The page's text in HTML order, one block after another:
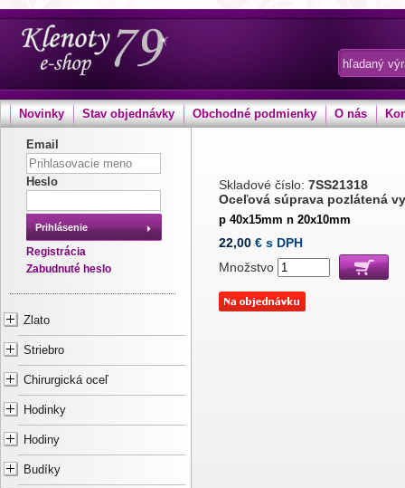
Novinky Stav objednávky Obchodné podmienky O nás
Email
Heslo
Prihlásenie
Registrácia
Zabudnuté heslo
Zlato
Striebro
Chirurgická oceľ
Hodinky
Hodiny
Budíky
Skladové číslo: 7SS21318
Oceľová súprava pozlátená
p 40x15mm n 20x10mm
22,00 € s DPH
Množstvo